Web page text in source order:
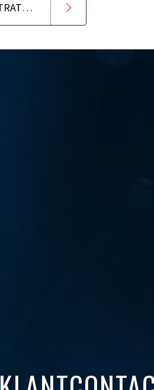
ONDERSCHEID UW OMNICHANNEL STRATEGIE